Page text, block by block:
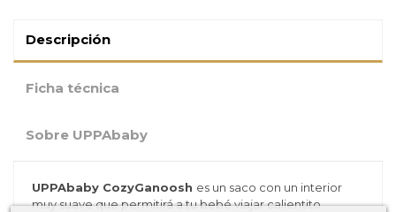
Descripción
Ficha técnica
Sobre UPPAbaby
UPPAbaby CozyGanoosh es un saco con un interior
muy suave que permitirá a tu bebé viajar calientito